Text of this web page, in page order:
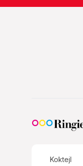
Koktejl